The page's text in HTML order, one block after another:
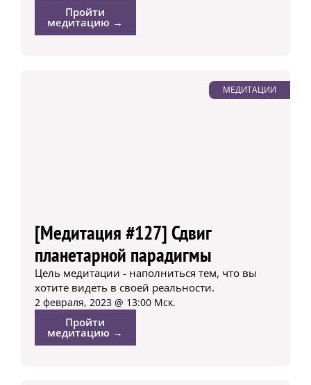
Пройти
медитацию →
МЕДИТАЦИИ
[Медитация #127] Сдвиг
планетарной парадигмы
Цель медитации - наполниться тем, что вы
хотите видеть в своей реальности.
2 февраля, 2023 @ 13:00 Мск.
Пройти
медитацию →